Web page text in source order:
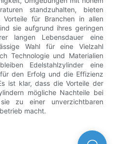
standzuhalten, bieten
Vorteile für Branchen in allen
sie aufgrund ihres geringen
langen Lebensdauer eine
Wahl für eine Vielzahl
Technologie und Materialien
Edelstahlzylinder eine
den Erfolg und die Effizienz
ist klar, dass die Vorteile der
mögliche Nachteile bei
zu einer unverzichtbaren
macht.